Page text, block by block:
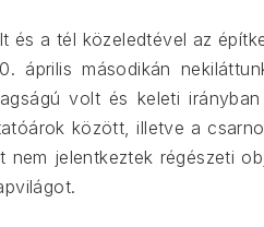
és a tél közeledtével az
másodikán
volt és keleti
között, illetve a
jelentkeztek régészeti